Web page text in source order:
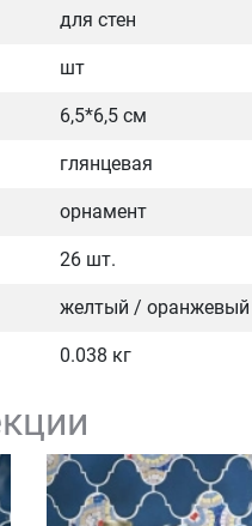
для стен
шт
6,5*6,5 см
глянцевая
орнамент
26 шт.
желтый /
0.038 кг